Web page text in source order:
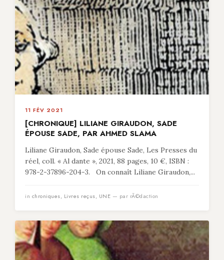
11 FÉV 2021
[CHRONIQUE] LILIANE GIRAUDON, SADE
ÉPOUSE SADE, PAR AHMED SLAMA
Liliane Giraudon, Sade épouse Sade, Les Presses du
réel, coll. « Al dante », 2021, 88 pages, 10 €, ISBN :
978-2-37896-204-3. On connaît Liliane Giraudon,...
in chroniques, Livres reçus, UNE — par rÃ©daction